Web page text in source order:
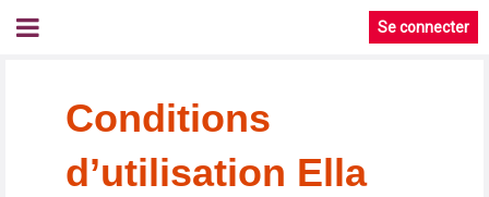
Se connecter
Conditions
d’utilisation Ella